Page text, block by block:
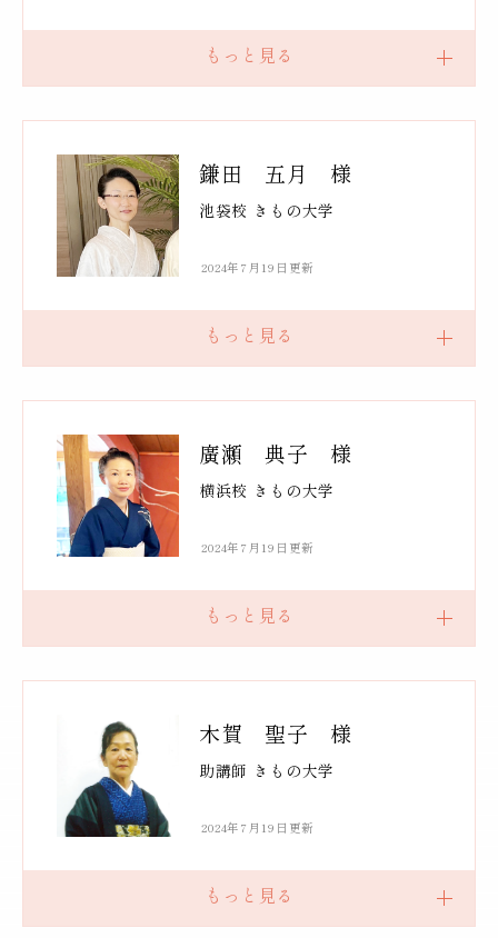
鎌田 五月 様
池袋校 きもの大学
2024年7月19日更新
廣瀬 典子 様
横浜校 きもの大学
2024年7月19日更新
木賀 聖子 様
助講師 きもの大学
2024年7月19日更新